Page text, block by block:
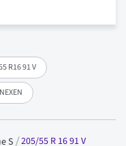
R16 91 V
S 205/55 R 16 91 V